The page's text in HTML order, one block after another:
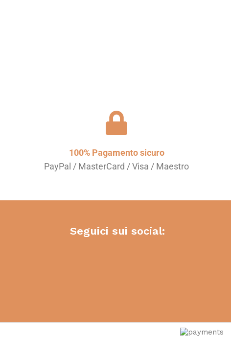
100% Pagamento sicuro
PayPal / MasterCard / Visa / Maestro
Seguici sui social: